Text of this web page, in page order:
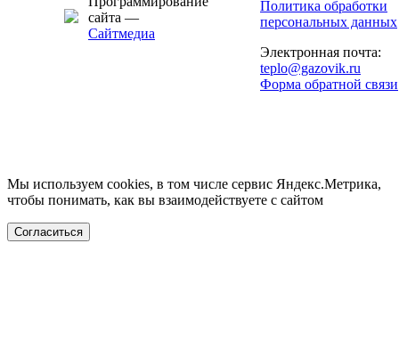
сайта —
Сайтмедиа
Политика обработки
персональных данных
Электронная почта:
teplo@gazovik.ru
Форма обратной связи
Мы используем cookies, в том числе сервис Яндекс.Метрика,
чтобы понимать, как вы взаимодействуете с сайтом
Согласиться